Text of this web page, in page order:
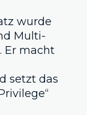
wurde
Multi-
Er macht
setzt das